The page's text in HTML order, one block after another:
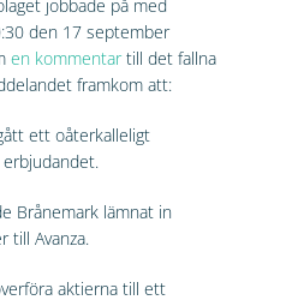
jobbade på med
den 17 september
en kommentartill det fallna
framkom att:
ett oåterkalleligt
Brånemark lämnat in
till Avanza.
aktierna till ett